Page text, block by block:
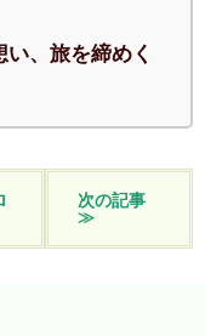
、旅を締めく
次の記事
≫